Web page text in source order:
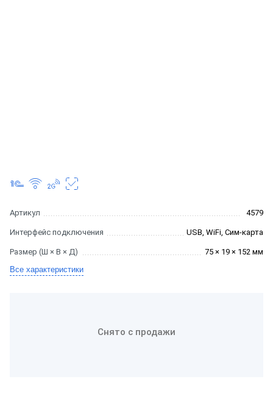
Артикул 4579
Интерфейс подключения USB, WiFi, Сим-карта
Размер (Ш × В × Д)
75 × 19 × 152 мм
Все характеристики
Снято с продажи